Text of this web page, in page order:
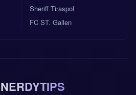
Sheriff Tiraspol
FC ST. Gallen
NERDYTIPS